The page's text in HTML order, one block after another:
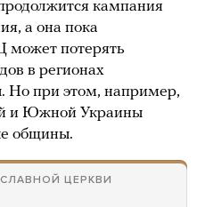
кампания
а она пока
может потерять
в регионах
Но при этом, например,
и Южной Украины
общины.
ЦЕРКВИ